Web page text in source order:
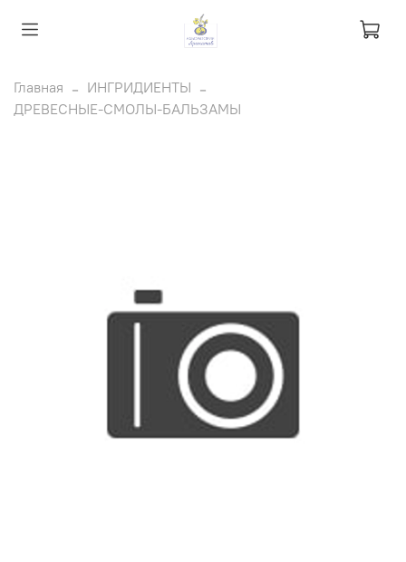
Главная
ИНГРИДИЕНТЫ
ДРЕВЕСНЫЕ-СМОЛЫ-БАЛЬЗАМЫ